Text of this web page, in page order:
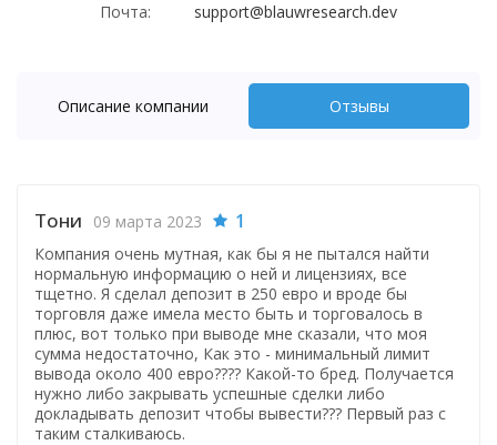
Почта:
support@blauwresearch.dev
Описание компании Отзывы
Тони 09 марта 2023 1
Компания очень мутная, как бы я не пытался найти
нормальную информацию о ней и лицензиях, все
тщетно. Я сделал депозит в 250 евро и вроде бы
торговля даже имела место быть и торговалось в
плюс, вот только при выводе мне сказали, что моя
сумма недостаточно, Как это - минимальный лимит
вывода около 400 евро???? Какой-то бред. Получается
нужно либо закрывать успешные сделки либо
докладывать депозит чтобы вывести??? Первый раз с
таким сталкиваюсь.